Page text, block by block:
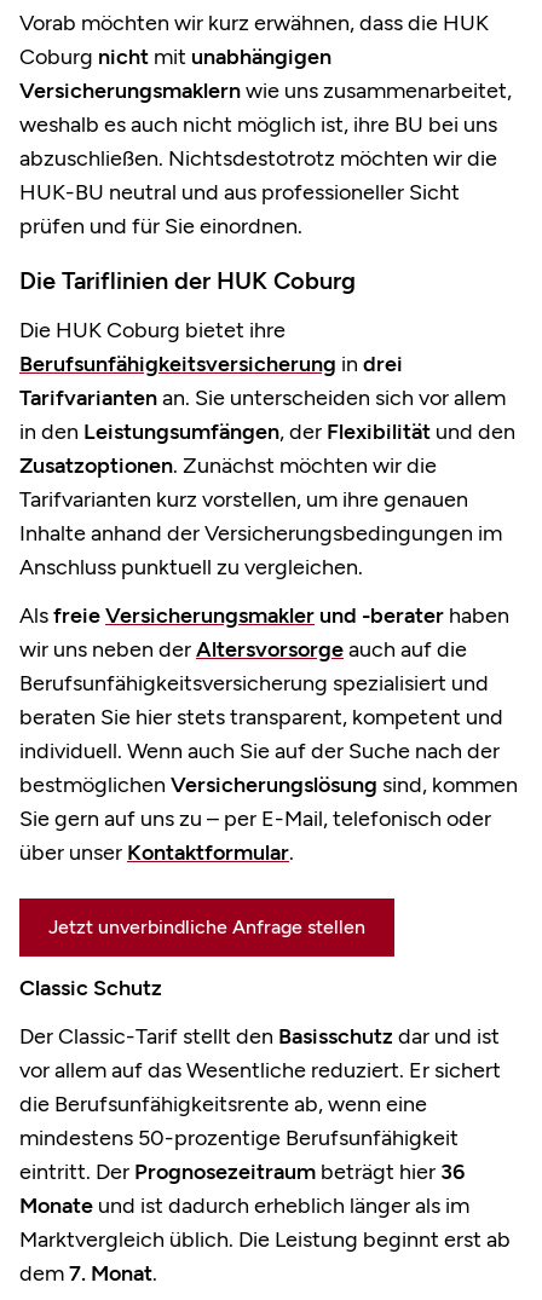
Vorab möchten wir kurz erwähnen, dass die HUK
Coburg nicht mit unabhängigen
Versicherungsmaklernwie uns zusammenarbeitet,
weshalb es auch nicht möglich ist, ihre BU bei uns
abzuschließen. Nichtsdestotrotz möchten wir die
HUK-BU neutral und aus professioneller Sicht
prüfen und für Sie einordnen.
Die Tariflinien der HUK Coburg
Die HUK Coburg bietet ihre
Berufsunfähigkeitsversicherung in drei
Tarifvariantenan. Sie unterscheiden sich vor allem
in den Leistungsumfängen, der Flexibilität und den
Zusatzoptionen. Zunächst möchten wir die
Tarifvarianten kurz vorstellen, um ihre genauen
Inhalte anhand der Versicherungsbedingungen im
Anschluss punktuell zu vergleichen.
AlsfreieVersicherungsmakler und -berater haben
wir uns neben derAltersvorsorgeauch auf die
Berufsunfähigkeitsversicherung spezialisiert und
beraten Sie hier stets transparent, kompetent und
individuell. Wenn auch Sie auf der Suche nach der
bestmöglichen Versicherungslösung sind, kommen
Sie gern auf uns zu – per E-Mail, telefonisch oder
über unser Kontaktformular.
Jetzt unverbindliche Anfrage stellen
Classic Schutz
Der Classic-Tarif stellt den Basisschutz dar und ist
vor allem auf das Wesentliche reduziert. Er sichert
die Berufsunfähigkeitsrente ab, wenn eine
mindestens 50-prozentige Berufsunfähigkeit
eintritt. Der Prognosezeitraum beträgt hier 36
Monate und ist dadurch erheblich länger als im
Marktvergleich üblich. Die Leistung beginnt erst ab
dem7. Monat.